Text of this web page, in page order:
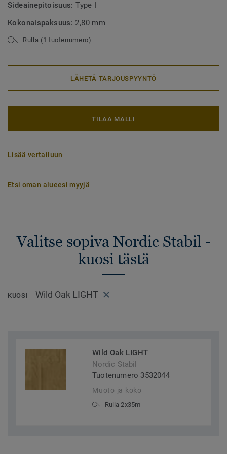
Sideainepitoisuus:Type I
Kokonaispaksuus: 2,80 mm
Rulla (1 tuotenumero)
LÄHETÄ TARJOUSPYYNTÖ
TILAA MALLI
Lisää vertailuun
Etsi oman alueesi myyjä
Valitse sopiva Nordic Stabil -
kuosi tästä
KUOSI Wild Oak LIGHT
Wild Oak LIGHT
Nordic Stabil
Tuotenumero 3532044
Muoto ja koko
Rulla 2x35m